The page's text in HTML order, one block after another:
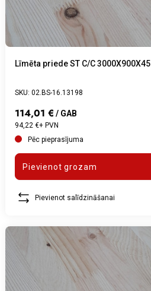
Līmēta priede ST C/C 3000X900X45
SKU: 02.BS-16.13198
114,01 € / GAB
94,22 €+ PVN
Pēc pieprasījuma
Pievienot grozam
Pievienot salīdzināšanai